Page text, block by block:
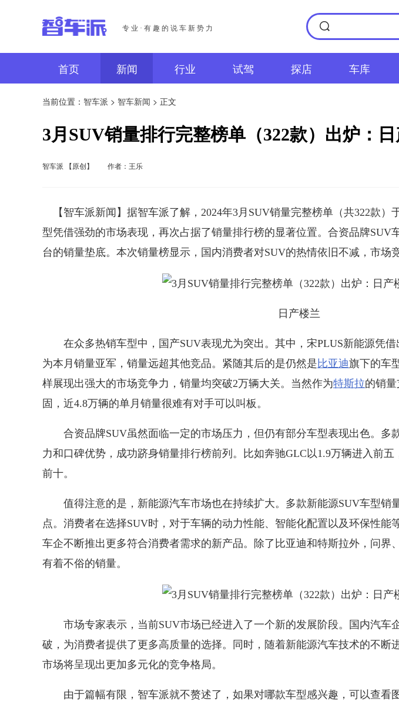
专业·有趣的说车新势力
首页 新闻 行业 试驾 探店 车库
当前位置： 智车派 > 智车新闻 > 正文
3月SUV销量排行完整榜单（322款）出炉：
智车派 【原创】 作者：王乐
【智车派新闻】据智车派了解，2024年3月SUV销量完整榜单（共322款）
型凭借强劲的市场表现，再次占据了销量排行榜的显著位置。合资品牌SUV
台的销量垫底。本次销量榜显示，国内消费者对SUV的热情依旧不减，市场
日产楼兰
在众多热销车型中，国产SUV表现尤为突出。其中，宋PLUS新能源凭借
为本月销量亚军，销量远超其他竞品。紧随其后的是仍然是 比亚迪旗下的车
样展现出强大的市场竞争力，销量均突破2万辆大关。当然作为特斯拉的销
固，近4.8万辆的单月销量很难有对手可以叫板。
合资品牌SUV虽然面临一定的市场压力，但仍有部分车型表现出色。多
力和口碑优势，成功跻身销量排行榜前列。比如奔驰GLC以1.9万辆进入前
前十。
值得注意的是，新能源汽车市场也在持续扩大。多款新能源SUV车型销
点。消费者在选择SUV时，对于车辆的动力性能、智能化配置以及环保性能
车企不断推出更多符合消费者需求的新产品。除了比亚迪和特斯拉外，问界
有着不俗的销量。
市场专家表示，当前SUV市场已经进入了一个新的发展阶段。国内汽车
破，为消费者提供了更多高质量的选择。同时，随着新能源汽车技术的不断
市场将呈现出更加多元化的竞争格局。
由于篇幅有限，智车派就不赘述了，如果对哪款车型感兴趣，可以查看图